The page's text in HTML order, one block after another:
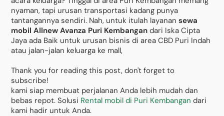
nyaman, tapi urusan transportasi kadang punya
tantangannya sendiri. Nah, untuk itulah layanansewa
mobil Allnew Avanza Puri Kembangan dari Iska Cipta
Jaya ada Baik untuk urusan bisnis di area CBD Puri Indah
atau jalan-jalan keluarga ke mall,
Thank you for reading this post, don't forget to
subscribe!
kami siap membuat perjalanan Anda lebih mudah dan
bebas repot. Solusi Rental mobil di Puri Kembangan dari
kami hadir untuk Anda.